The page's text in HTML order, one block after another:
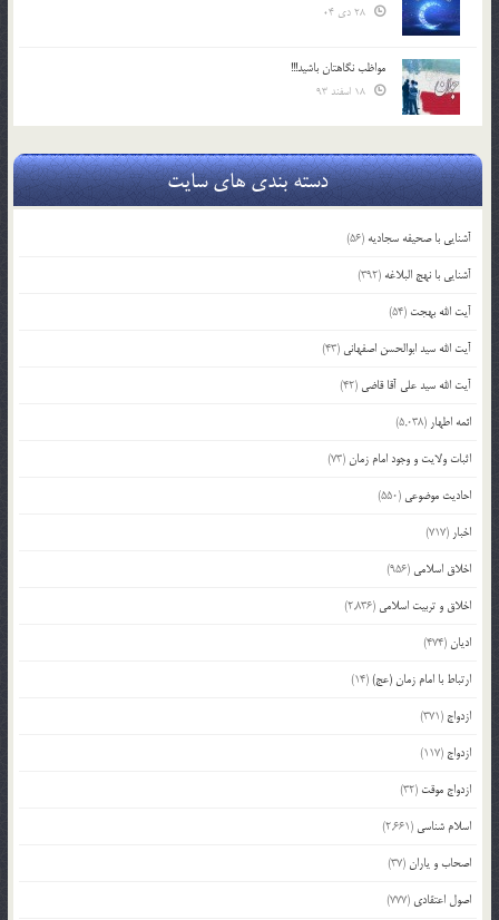
مواظب نگاهتان باشید!!!
دسته بندی های سایت
آشنایی با صحیفه سجادیه (56)
آشنایی با نهج البلاغه (392)
آیت الله بهجت (54)
آیت الله سید ابوالحسن اصفهانی (43)
آیت الله سید علی آقا قاضی (42)
ائمه اطهار (5,038)
اثبات ولایت و وجود امام زمان(73)
احادیث موضوعی (550)
اخبار (717)
اخلاق اسلامی (956)
اخلاق و تربیت اسلامی (2,836)
ادیان(474)
ارتباط با امام زمان (عج)(14)
ازدواج (371)
ازدواج (117)
ازدواج موقت (32)
اسلام شناسی (2,661)
اصحاب و یاران(37)
اصول اعتقادی (777)